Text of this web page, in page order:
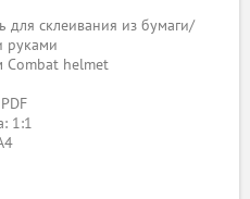
для склеивания из бумаги/
руками
Combat helmet
1:1